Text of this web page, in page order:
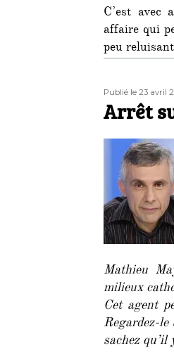
C’est
affaire qui
peu
Publié
le
Publié le 23 avril
Arrêt
Mathieu
milieux
Cet agent
Regardez-
sachez